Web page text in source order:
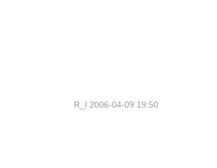
R_I 2006-04-09 19:50